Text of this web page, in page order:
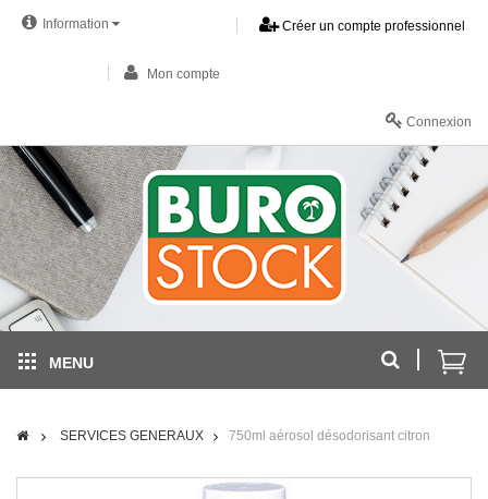
Information Créer un compte professionnel
Mon compte
Connexion
MENU
SERVICES GENERAUX 750ml aérosol désodorisant citron